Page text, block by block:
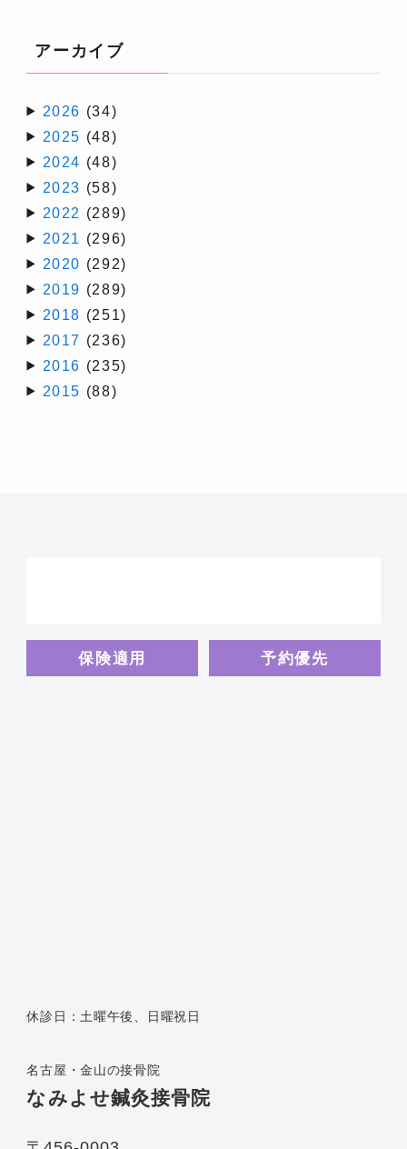
アーカイブ
2026 (34)
2025 (48)
2024 (48)
2023 (58)
2022 (289)
2021 (296)
2020 (292)
2019 (289)
2018 (251)
2017 (236)
2016 (235)
2015 (88)
保険適用 予約優先
休診日：土曜午後、日曜祝日
名古屋・金山の接骨院
なみよせ鍼灸接骨院